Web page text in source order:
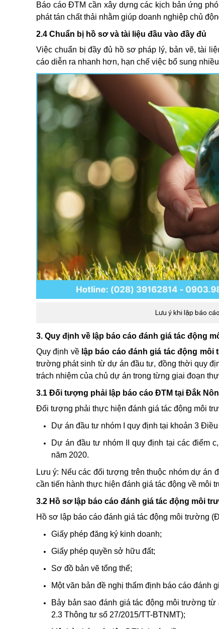
Báo cáo ĐTM cần xây dựng các kịch bản ứng
phát tán chất thải nhằm giúp doanh nghiệp chủ
2.4 Chuẩn bị hồ sơ và tài liệu đầu vào đầy đủ
Việc chuẩn bị đầy đủ hồ sơ pháp lý, bản vẽ, tài
cáo diễn ra nhanh hơn, hạn chế việc bổ sung
Lưu ý khi lập báo
3. Quy định về lập báo cáo đánh giá tác động
Quy định vềlập báo cáo đánh giá tác động môi
trường phát sinh từ dự án đầu tư, đồng thời quy
trách nhiệm của chủ dự án trong từng giai đoạn
3.1 Đối tượng phải lập báo cáo ĐTM tại Đắk
Đối tượng phải thực hiện đánh giá tác động môi
Dự án đầu tư nhóm I quy định tại khoản 3
Dự án đầu tư nhóm II quy định tại các điểm
năm 2020.
Lưu ý: Nếu các đối tượng trên thuộc nhóm dự án
cần tiến hành thực hiện đánh giá tác động về môi
3.2 Hồ sơ lập báo cáo đánh giá tác động môi
Hồ sơ lập báo cáo đánh giá tác động môi trường
Giấy phép đăng ký kinh doanh;
Giấy phép quyền sở hữu đất;
Sơ đồ bản vẽ tổng thể;
Một văn bản đề nghị thẩm định báo cáo đánh
Bảy bản sao đánh giá tác động môi trường
2.3 Thông tư số 27/2015/TT-BTNMT);